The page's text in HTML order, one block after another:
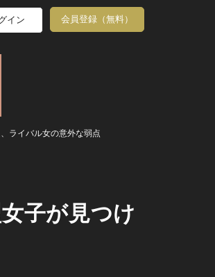
イン 会員登録（無料）
ライバル女の意外な弱点
子が見つけ